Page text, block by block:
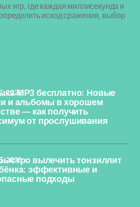
игр, где каждая миллисекунда и
исход сражения, выбор
MP3 бесплатно: Новые
и альбомы в хорошем
— как получить
от прослушивания
2026
вылечить тонзиллит
эффективные и
подходы
2026